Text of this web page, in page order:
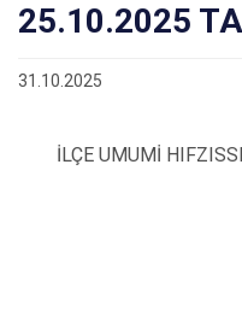
25.10.2025
31.10.2025
İLÇE UMUMİ